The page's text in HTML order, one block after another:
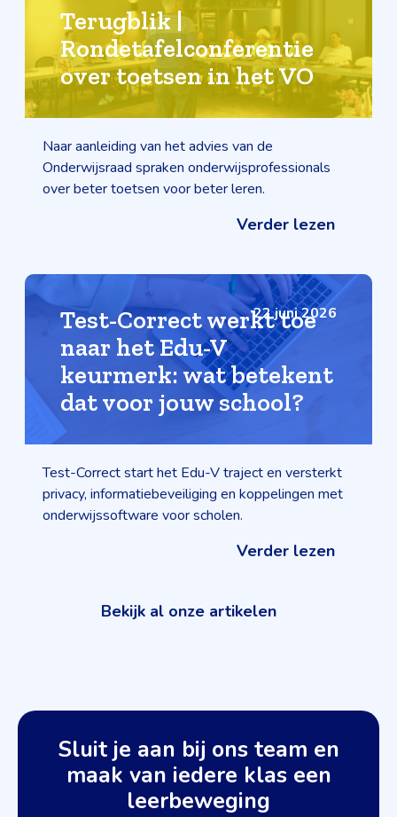
Terugblik |
Rondetafelconferentie
over toetsen in het VO
Naar aanleiding van het advies van de
Onderwijsraad spraken onderwijsprofessionals
over beter toetsen voor beter leren.
Verder lezen
Test-Correct werkt toe
naar het Edu-V
keurmerk: wat betekent
dat voor jouw school?
22 juni 2026
Test-Correct start het Edu-V traject en versterkt
privacy, informatiebeveiliging en koppelingen met
onderwijssoftware voor scholen.
Verder lezen
Bekijk al onze artikelen
Sluit je aan bij ons team en
maak van iedere klas een
leerbeweging